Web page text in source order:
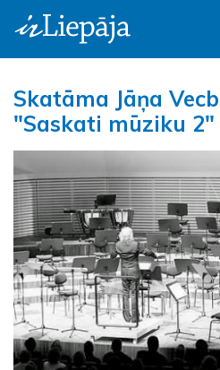
Skatāma Jāņa
"Saskati mūziku 2"